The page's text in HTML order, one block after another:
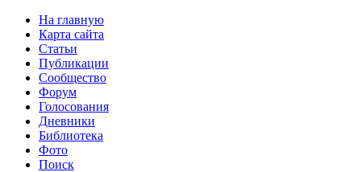
На главную
Карта сайта
Статьи
Публикации
Сообщество
Форум
Голосования
Дневники
Библиотека
Фото
Поиск